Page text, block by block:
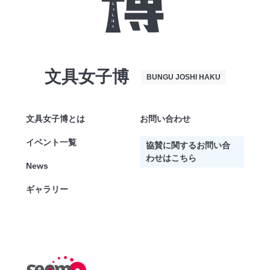
文具女子博 BUNGU JOSHI HAKU
文具女子博とは
イベント一覧
News
ギャラリー
お問い合わせ
協賛に関するお問い合
わせはこちら